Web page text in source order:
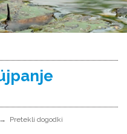
Pretekli dogodki